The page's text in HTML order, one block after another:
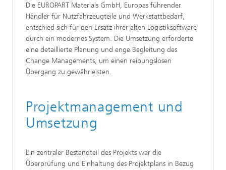
Die EUROPART Materials GmbH, Europas führender
Händler für Nutzfahrzeugteile und Werkstattbedarf,
entschied sich für den Ersatz ihrer alten Logistiksoftware
durch ein modernes System. Die Umsetzung erforderte
eine detaillierte Planung und enge Begleitung des
Change Managements, um einen reibungslosen
Übergang zu gewährleisten.
Projektmanagement und
Umsetzung
Ein zentraler Bestandteil des Projekts war die
Überprüfung und Einhaltung des Projektplans in Bezug